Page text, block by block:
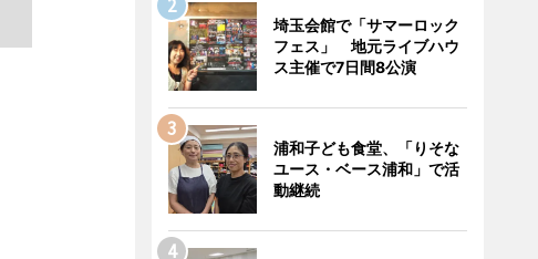
埼玉会館で「サマーロック
フェス」 地元ライブハウ
ス主催で7日間8公演
浦和子ども食堂、「りそな
ユース・ベース浦和」で活
動継続